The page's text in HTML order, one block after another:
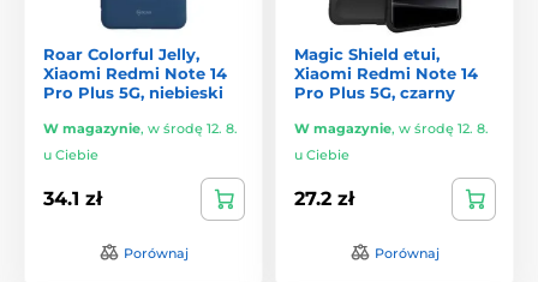
Roar Colorful Jelly,
Xiaomi Redmi Note 14
Pro Plus 5G, niebieski
W magazynie, w środę 12. 8.
u Ciebie
34.1 zł
Porównaj
Magic Shield etui,
Xiaomi Redmi Note 14
Pro Plus 5G, czarny
W magazynie, w środę 12. 8.
u Ciebie
27.2 zł
Porównaj